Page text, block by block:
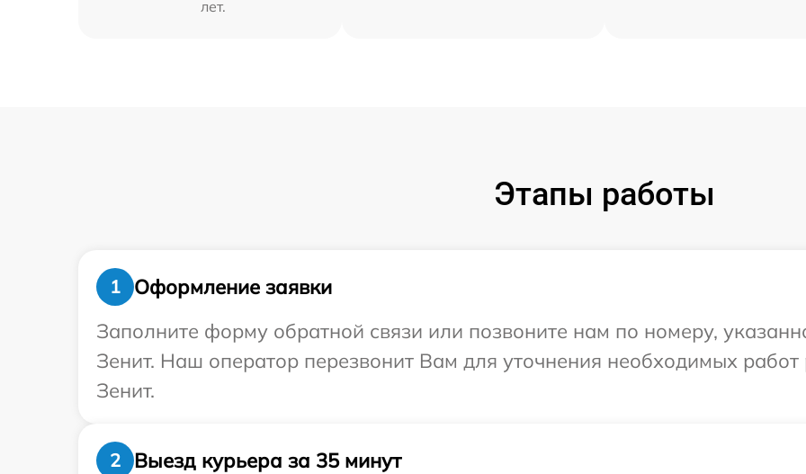
лет.
Этапы работы
1
Оформление заявки
Заполните форму обратной связи или позвоните нам по номеру,
Зенит. Наш оператор перезвонит Вам для уточнения необходимых
Зенит.
2
Выезд курьера за 35 минут